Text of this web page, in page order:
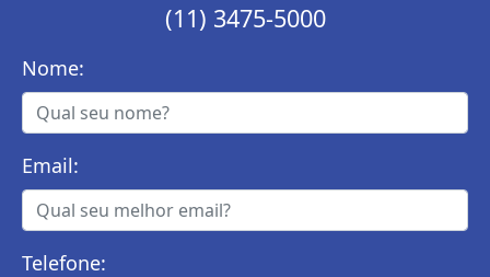
(11) 3475-5000
Nome:
Email:
Telefone: